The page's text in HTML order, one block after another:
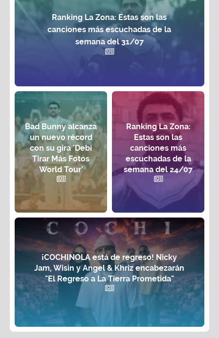
Ranking La Zona: Estas son las
canciones más escuchadas de la
semana del 31/07
Bad Bunny alcanza
un nuevo récord
con su gira 'Debí
Tirar Más Fotos
World Tour'
Ranking La Zona:
Estas son las
canciones más
escuchadas de la
semana del 24/07
¡COCHINOLA está de regreso! Nicky
Jam, Wisin y Angel & Khriz encabezarán
"El Regreso a La Tierra Prometida"